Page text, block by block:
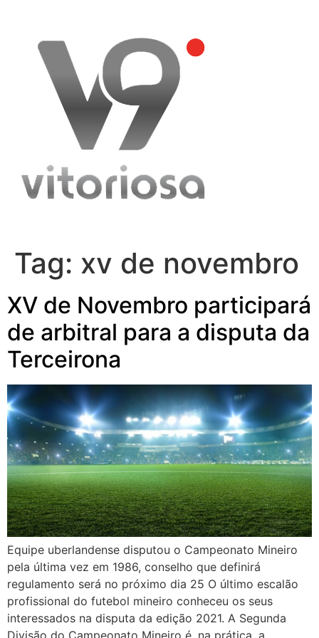
content
Tag: xv de novembro
XV de Novembro participará
de arbitral para a disputa da
Terceirona
Equipe uberlandense disputou o Campeonato Mineiro
pela última vez em 1986, conselho que definirá
regulamento será no próximo dia 25 O último escalão
profissional do futebol mineiro conheceu os seus
interessados na disputa da edição 2021. A Segunda
Divisão do Campeonato Mineiro é, na prática, a